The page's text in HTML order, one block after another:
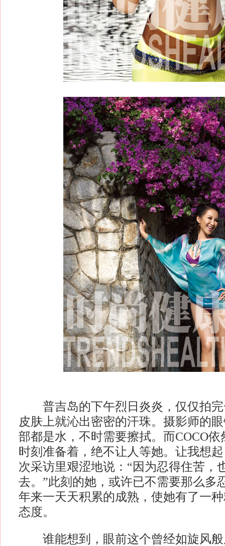
普吉岛的下午烈日炎炎，仅仅拍完
皮肤上就沁出密密的汗珠。摄影师的
部都是水，不时需要擦拭。而COCO
时刻准备着，绝不让人等她。让我想
次采访里艰涩地说：“因为忍得住苦，
去。”此刻的她，或许已不需要那么多
年来一天天积累的成熟，使她有了一
态度。
谁能想到，眼前这个曾经如旋风般